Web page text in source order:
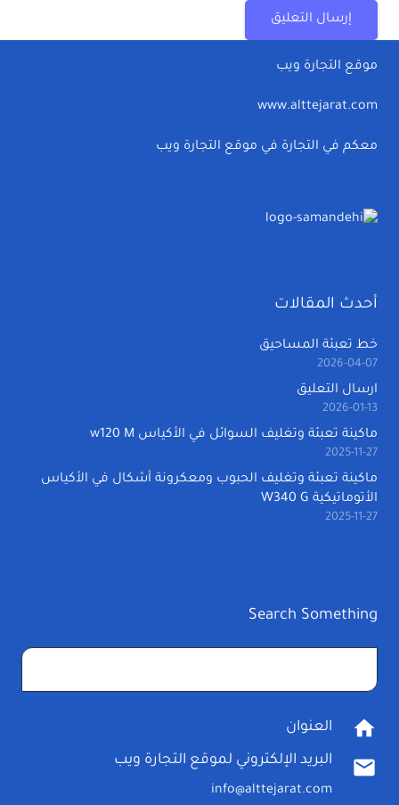
إرسال التعليق
موقع التجارة ويب
www.alttejarat.com
معكم في التجارة في موقع التجارة ويب
أحدث المقالات
خط تعبئة المساحيق
2026-04-07
ارسال التعليق
2026-01-13
ماكينة تعبئة وتغليف السوائل في الأكياس w120 M
2025-11-27
ماكينة تعبئة وتغليف الحبوب ومعكرونة أشكال في الأكياس
الأتوماتيكية W340 G
2025-11-27
Search Something
عن:
home العنوان
mail البريد الإلكتروني لموقع التجارة ويب
info@alttejarat.com